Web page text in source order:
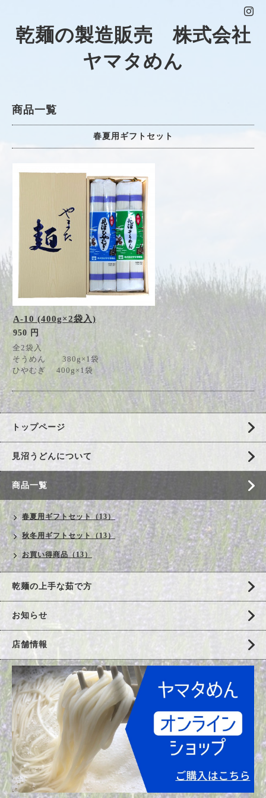
乾麺の製造販売 株式会社
ヤマタめん
商品一覧
春夏用ギフトセット
A-10 (400g×2袋入)
950 円
全2袋入
そうめん 380g×1袋
ひやむぎ 400g×1袋
トップページ
見沼うどんについて
商品一覧
春夏用ギフトセット（13）
秋冬用ギフトセット（13）
お買い得商品（13）
乾麺の上手な茹で方
お知らせ
店舗情報